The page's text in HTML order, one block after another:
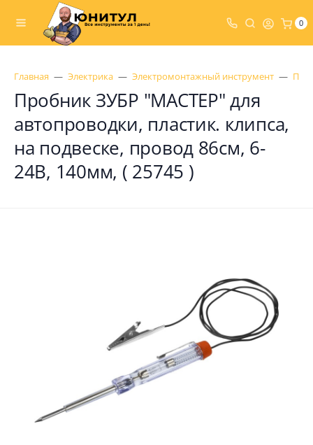
0
Главная Электрика Электромонтажный инструмент
Пробник ЗУБР "МАСТЕР" для
автопроводки, пластик. клипса,
на подвеске, провод 86см, 6-
24В, 140мм, ( 25745 )